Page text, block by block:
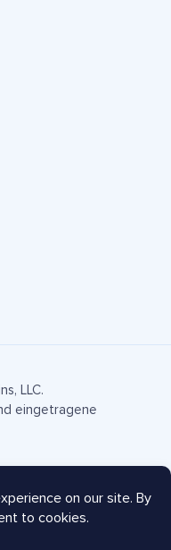
LLC.
eingetragene
AIOSEO Gutschein